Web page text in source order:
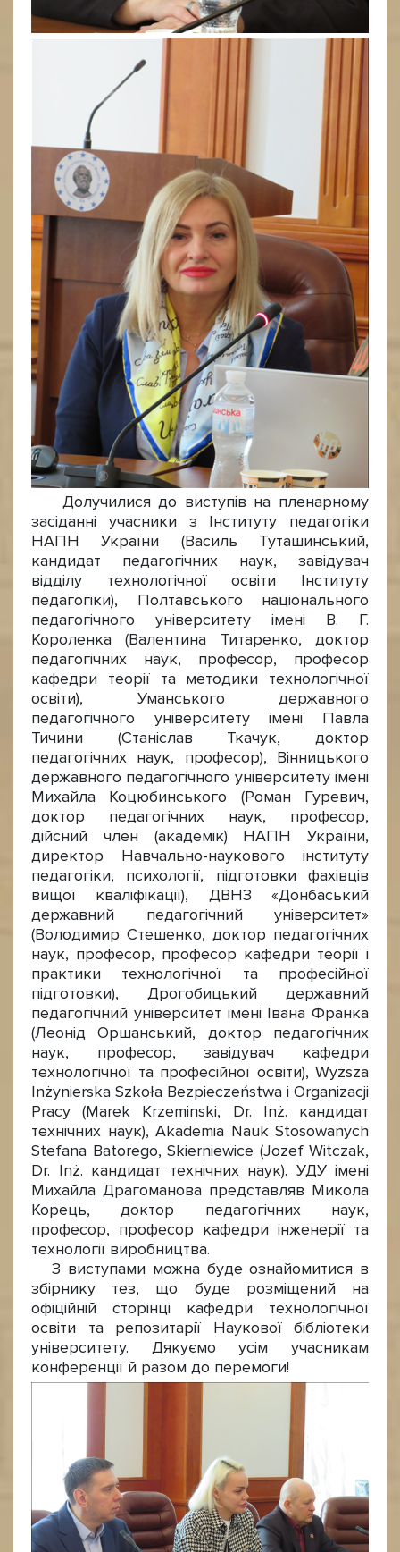
Долучилися до виступів на пленарному
засіданні учасники з Інституту педагогіки
НАПН України (Василь Туташинський,
кандидат педагогічних наук, завідувач
відділу технологічної освіти Інституту
педагогіки), Полтавського національного
педагогічного університету імені В. Г.
Короленка (Валентина Титаренко, доктор
педагогічних наук, професор, професор
кафедри теорії та методики технологічної
освіти), Уманського державного
педагогічного університету імені Павла
Тичини (Станіслав Ткачук, доктор
педагогічних наук, професор), Вінницького
державного педагогічного університету імені
Михайла Коцюбинського (Роман Гуревич,
доктор педагогічних наук, професор,
дійсний член (академік) НАПН України,
директор Навчально-наукового інституту
педагогіки, психології, підготовки фахівців
вищої кваліфікації), ДВНЗ «Донбаський
державний педагогічний університет»
(Володимир Стешенко, доктор педагогічних
наук, професор, професор кафедри теорії і
практики технологічної та професійної
підготовки), Дрогобицький державний
педагогічний університет імені Івана Франка
(Леонід Оршанський, доктор педагогічних
наук, професор, завідувач кафедри
технологічної та професійної освіти), Wyższa
Inżynierska Szkoła Bezpieczeństwa i Organizacji
Pracy (Marek Krzeminski, Dr. Inż. кандидат
технічних наук), Akademia Nauk Stosowanych
Stefana Batorego, Skierniewice (Jozef Witczak,
Dr. Inż. кандидат технічних наук). УДУ імені
Михайла Драгоманова представляв Микола
Корець, доктор педагогічних наук,
професор, професор кафедри інженерії та
технології виробництва.
З виступами можна буде ознайомитися в
збірнику тез, що буде розміщений на
офіційній сторінці кафедри технологічної
освіти та репозитарії Наукової бібліотеки
університету. Дякуємо усім учасникам
конференції й разом до перемоги!